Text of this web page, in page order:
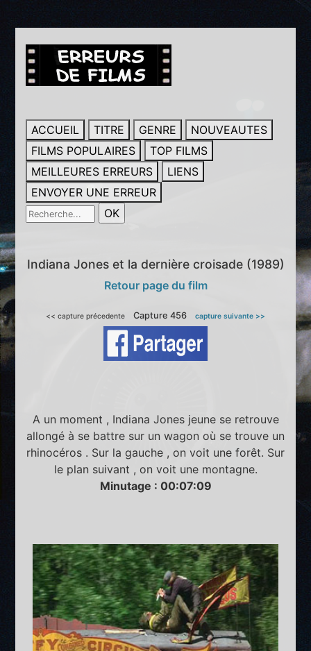
ACCUEIL TITRE GENRE
NOUVEAUTES
FILMS POPULAIRES
TOP FILMS
MEILLEURES ERREURS
LIENS
ENVOYER UNE ERREUR
Indiana Jones et la dernière croisade (1989)
Retour page du film
<< capture précedente Capture 456 capture suivante >>
A un moment , Indiana Jones jeune se retrouve
allongé à se battre sur un wagon où se trouve un
rhinocéros . Sur la gauche , on voit une forêt. Sur
le plan suivant , on voit une montagne.
Minutage : 00:07:09